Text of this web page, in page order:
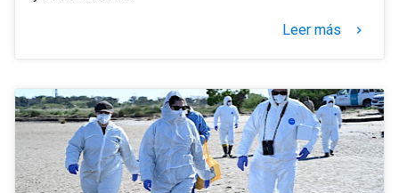
Leer más keyboard_arrow_right